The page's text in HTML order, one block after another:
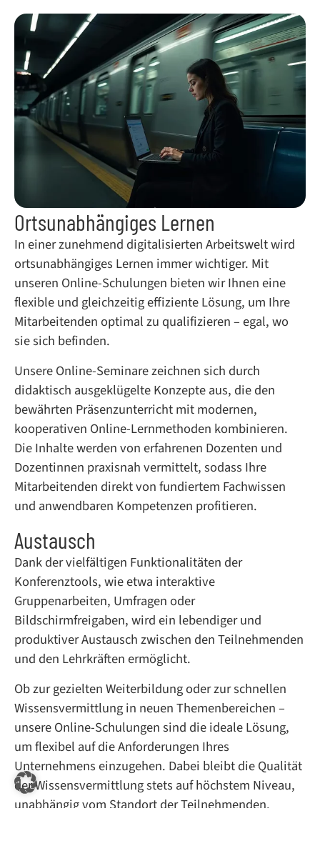
Ortsunabhängiges Lernen
In einer zunehmend digitalisierten Arbeitswelt wird
ortsunabhängiges Lernen immer wichtiger. Mit
unseren Online-Schulungen bieten wir Ihnen eine
flexible und gleichzeitig effiziente Lösung, um Ihre
Mitarbeitenden optimal zu qualifizieren – egal, wo
sie sich befinden.
Unsere Online-Seminare zeichnen sich durch
didaktisch ausgeklügelte Konzepte aus, die den
bewährten Präsenzunterricht mit modernen,
kooperativen Online-Lernmethoden kombinieren.
Die Inhalte werden von erfahrenen Dozenten und
Dozentinnen praxisnah vermittelt, sodass Ihre
Mitarbeitenden direkt von fundiertem Fachwissen
und anwendbaren Kompetenzen profitieren.
Austausch
Dank der vielfältigen Funktionalitäten der
Konferenztools, wie etwa interaktive
Gruppenarbeiten, Umfragen oder
Bildschirmfreigaben, wird ein lebendiger und
produktiver Austausch zwischen den Teilnehmenden
und den Lehrkräften ermöglicht.
Ob zur gezielten Weiterbildung oder zur schnellen
Wissensvermittlung in neuen Themenbereichen –
unsere Online-Schulungen sind die ideale Lösung,
um flexibel auf die Anforderungen Ihres
Unternehmens einzugehen. Dabei bleibt die Qualität
der Wissensvermittlung stets auf höchstem Niveau,
unabhängig vom Standort der Teilnehmenden.